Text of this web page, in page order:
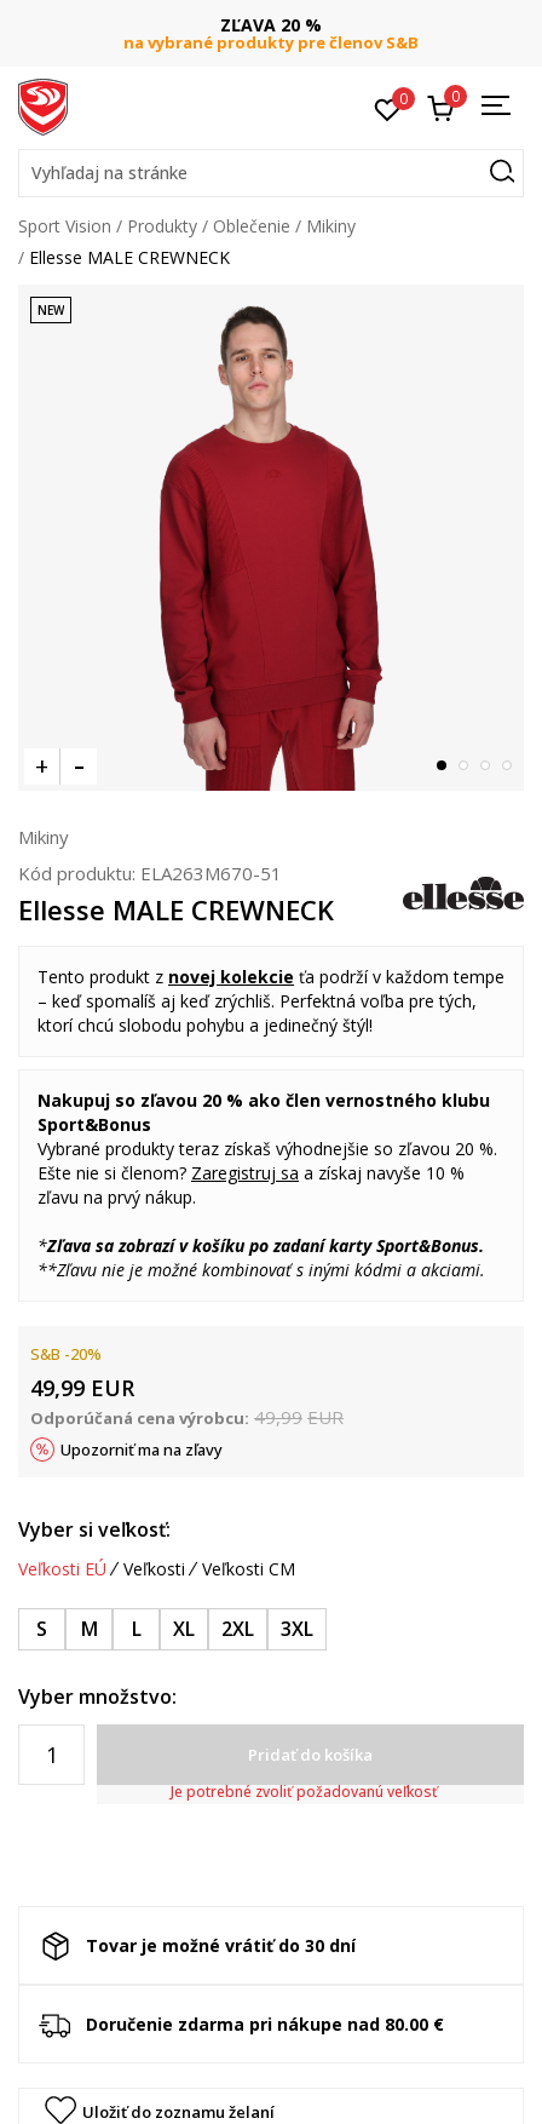
ZĽAVA 20 %
na vybrané produkty pre členov S&B
0 0
Vyhľadaj na stránke
Sport Vision Produkty Oblečenie
Mikiny
Ellesse MALE CREWNECK
NEW
Mikiny
Kód produktu: ELA263M670-51
Ellesse MALE CREWNECK
Tento produkt z novej kolekcie ťa podrží v každom tempe
– keď spomalíš aj keď zrýchliš. Perfektná voľba pre tých,
ktorí chcú slobodu pohybu a jedinečný štýl!
Nakupuj so zľavou 20 % ako člen vernostného klubu
Sport&Bonus
Vybrané produkty teraz získaš výhodnejšie so zľavou 20 %.
Ešte nie si členom? Zaregistruj sa a získaj navyše 10 %
zľavu na prvý nákup.
*Zľava sa zobrazí v košíku po zadaní karty Sport&Bonus.
**Zľavu nie je možné kombinovať s inými kódmi a akciami.
S&B -20%
49,99 EUR
Odporúčaná cena výrobcu: 49,99 EUR
Upozorniť ma na zľavy
Vyber si veľkosť:
Veľkosti EÚ Veľkosti Veľkosti CM
S M L XL 2XL 3XL
Vyber množstvo:
Pridať do košíka
Je potrebné zvoliť požadovanú veľkosť
Tovar je možné vrátiť do 30 dní
Doručenie zdarma pri nákupe nad 80.00 €
Uložiť do zoznamu želaní